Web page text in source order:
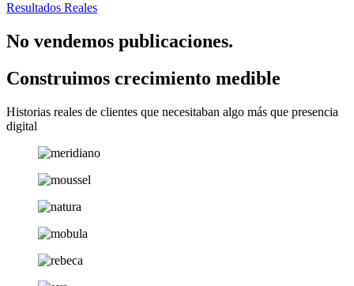
Resultados Reales
No vendemos publicaciones.
Construimos crecimiento medible
Historias reales de clientes que necesitaban algo más que presencia
digital